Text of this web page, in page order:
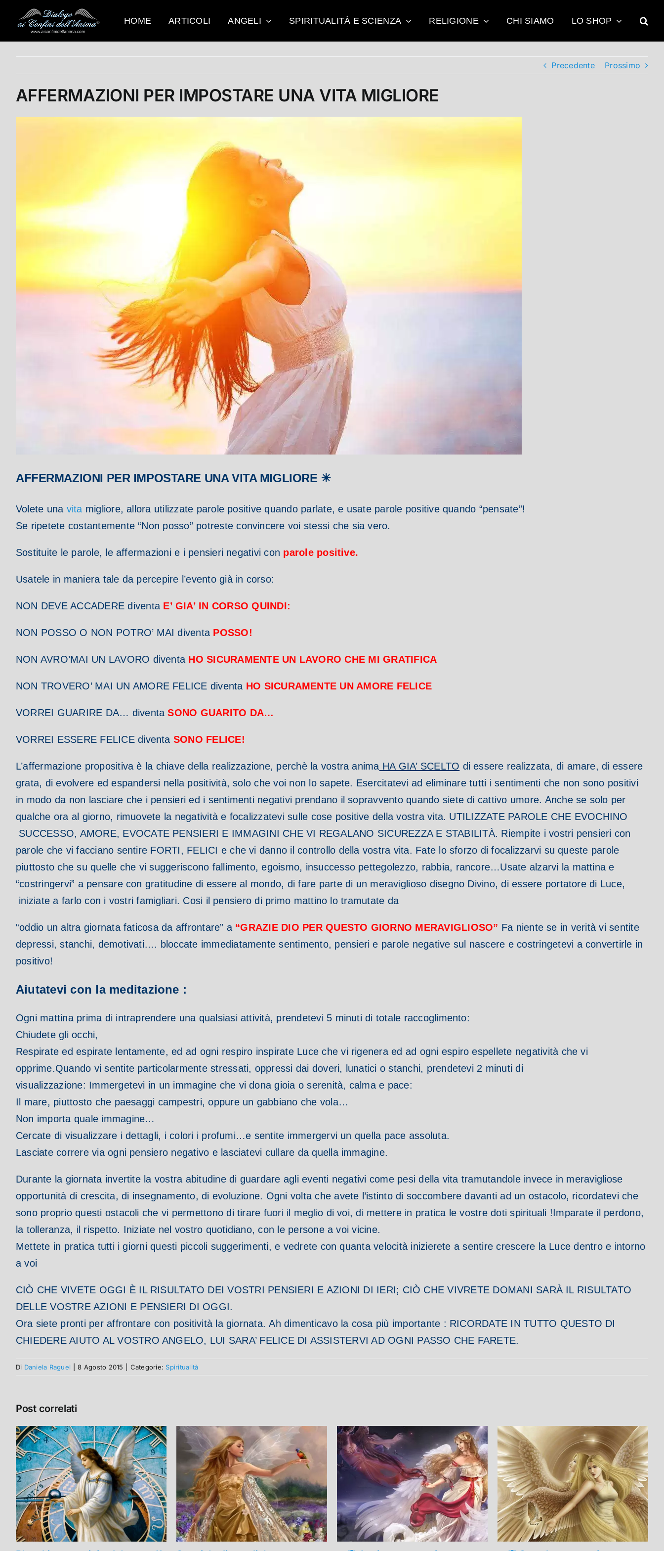
contenuto
HOME ARTICOLI ANGELI SPIRITUALITÀ E SCIENZA RELIGIONE CHI SIAMO LO SHOP
Precedente Prossimo
AFFERMAZIONI PER IMPOSTARE UNA VITA MIGLIORE
AFFERMAZIONI PER IMPOSTARE UNA VITA MIGLIORE ☀
Volete una vita migliore, allora utilizzate parole positive quando parlate, e usate parole positive quando “pensate”!
Se ripetete costantemente “Non posso” potreste convincere voi stessi che sia vero.
Sostituite le parole, le affermazioni e i pensieri negativi con parole positive.
Usatele in maniera tale da percepire l’evento già in corso:
NON DEVE ACCADERE diventa E’ GIA’ IN CORSO QUINDI:
NON POSSO O NON POTRO’ MAI diventa POSSO!
NON AVRO’MAI UN LAVORO diventa HO SICURAMENTE UN LAVORO CHE MI GRATIFICA
NON TROVERO’ MAI UN AMORE FELICE diventa HO SICURAMENTE UN AMORE FELICE
VORREI GUARIRE DA… diventaSONO GUARITO DA…
VORREI ESSERE FELICE diventa SONO FELICE!
L’affermazione propositiva è la chiave della realizzazione, perchè la vostra anima HA GIA’ SCELTO di essere realizzata, di amare, di essere
grata, di evolvere ed espandersi nella positività, solo che voi non lo sapete. Esercitatevi ad eliminare tutti i sentimenti che non sono positivi
in modo da non lasciare che i pensieri ed i sentimenti negativi prendano il sopravvento quando siete di cattivo umore. Anche se solo per
qualche ora al giorno, rimuovete la negatività e focalizzatevi sulle cose positive della vostra vita. UTILIZZATE PAROLE CHE EVOCHINO
SUCCESSO, AMORE, EVOCATE PENSIERI E IMMAGINI CHE VI REGALANO SICUREZZA E STABILITÀ. Riempite i vostri pensieri con
parole che vi facciano sentire FORTI, FELICI e che vi danno il controllo della vostra vita. Fate lo sforzo di focalizzarvi su queste parole
piuttosto che su quelle che vi suggeriscono fallimento, egoismo, insuccesso pettegolezzo, rabbia, rancore…Usate alzarvi la mattina e
“costringervi” a pensare con gratitudine di essere al mondo, di fare parte di un meraviglioso disegno Divino, di essere portatore di Luce,
iniziate a farlo con i vostri famigliari. Cosi il pensiero di primo mattino lo tramutate da
“oddio un altra giornata faticosa da affrontare” a “GRAZIE DIO PER QUESTO GIORNO MERAVIGLIOSO” Fa niente se in verità vi sentite
depressi, stanchi, demotivati…. bloccate immediatamente sentimento, pensieri e parole negative sul nascere e costringetevi a convertirle in
positivo!
Aiutatevi con la meditazione :
Ogni mattina prima di intraprendere una qualsiasi attività, prendetevi 5 minuti di totale raccoglimento:
Chiudete gli occhi,
Respirate ed espirate lentamente, ed ad ogni respiro inspirate Luce che vi rigenera ed ad ogni espiro espellete negatività che vi
opprime.Quando vi sentite particolarmente stressati, oppressi dai doveri, lunatici o stanchi, prendetevi 2 minuti di
visualizzazione: Immergetevi in un immagine che vi dona gioia o serenità, calma e pace:
Il mare, piuttosto che paesaggi campestri, oppure un gabbiano che vola…
Non importa quale immagine…
Cercate di visualizzare i dettagli, i colori i profumi…e sentite immergervi un quella pace assoluta.
Lasciate correre via ogni pensiero negativo e lasciatevi cullare da quella immagine.
Durante la giornata invertite la vostra abitudine di guardare agli eventi negativi come pesi della vita tramutandole invece in meravigliose
opportunità di crescita, di insegnamento, di evoluzione. Ogni volta che avete l’istinto di soccombere davanti ad un ostacolo, ricordatevi che
sono proprio questi ostacoli che vi permettono di tirare fuori il meglio di voi, di mettere in pratica le vostre doti spirituali !Imparate il perdono,
la tolleranza, il rispetto. Iniziate nel vostro quotidiano, con le persone a voi vicine.
Mettete in pratica tutti i giorni questi piccoli suggerimenti, e vedrete con quanta velocità inizierete a sentire crescere la Luce dentro e intorno
a voi
CIÒ CHE VIVETE OGGI È IL RISULTATO DEI VOSTRI PENSIERI E AZIONI DI IERI; CIÒ CHE VIVRETE DOMANI SARÀ IL RISULTATO
DELLE VOSTRE AZIONI E PENSIERI DI OGGI.
Ora siete pronti per affrontare con positività la giornata.Ah dimenticavo la cosa più importante : RICORDATE IN TUTTO QUESTO DI
CHIEDERE AIUTO AL VOSTRO ANGELO, LUI SARA’ FELICE DI ASSISTERVI AD OGNI PASSO CHE FARETE.
Di Daniela Raguel 8 Agosto 2015 Categorie: Spiritualità
Post correlati